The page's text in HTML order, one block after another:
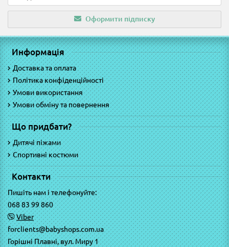
Оформити підписку
Информація
Доставка та оплата
Політика конфіденційності
Умови використання
Умови обміну та повернення
Що придбати?
Дитячі піжами
Спортивні костюми
Контакти
Пишіть нам і телефонуйте:
068 83 99 860
Viber
forclients@babyshops.com.ua
Горішні Плавні, вул. Миру 1